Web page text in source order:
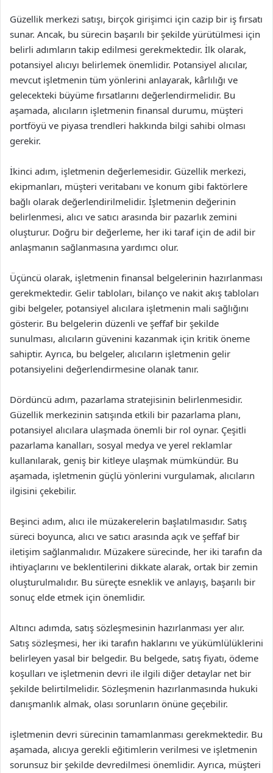
Güzellik merkezi satışı, birçok girişimci için cazip bir iş fırsatı
sunar. Ancak, bu sürecin başarılı bir şekilde yürütülmesi için
belirli adımların takip edilmesi gerekmektedir. İlk olarak,
potansiyel alıcıyı belirlemek önemlidir. Potansiyel alıcılar,
mevcut işletmenin tüm yönlerini anlayarak, kârlılığı ve
gelecekteki büyüme fırsatlarını değerlendirmelidir. Bu
aşamada, alıcıların işletmenin finansal durumu, müşteri
portföyü ve piyasa trendleri hakkında bilgi sahibi olması
gerekir.
İkinci adım, işletmenin değerlemesidir. Güzellik merkezi,
ekipmanları, müşteri veritabanı ve konum gibi faktörlere
bağlı olarak değerlendirilmelidir. İşletmenin değerinin
belirlenmesi, alıcı ve satıcı arasında bir pazarlık zemini
oluşturur. Doğru bir değerleme, her iki taraf için de adil bir
anlaşmanın sağlanmasına yardımcı olur.
Üçüncü olarak, işletmenin finansal belgelerinin hazırlanması
gerekmektedir. Gelir tabloları, bilanço ve nakit akış tabloları
gibi belgeler, potansiyel alıcılara işletmenin mali sağlığını
gösterir. Bu belgelerin düzenli ve şeffaf bir şekilde
sunulması, alıcıların güvenini kazanmak için kritik öneme
sahiptir. Ayrıca, bu belgeler, alıcıların işletmenin gelir
potansiyelini değerlendirmesine olanak tanır.
Dördüncü adım, pazarlama stratejisinin belirlenmesidir.
Güzellik merkezinin satışında etkili bir pazarlama planı,
potansiyel alıcılara ulaşmada önemli bir rol oynar. Çeşitli
pazarlama kanalları, sosyal medya ve yerel reklamlar
kullanılarak, geniş bir kitleye ulaşmak mümkündür. Bu
aşamada, işletmenin güçlü yönlerini vurgulamak, alıcıların
ilgisini çekebilir.
Beşinci adım, alıcı ile müzakerelerin başlatılmasıdır. Satış
süreci boyunca, alıcı ve satıcı arasında açık ve şeffaf bir
iletişim sağlanmalıdır. Müzakere sürecinde, her iki tarafın da
ihtiyaçlarını ve beklentilerini dikkate alarak, ortak bir zemin
oluşturulmalıdır. Bu süreçte esneklik ve anlayış, başarılı bir
sonuç elde etmek için önemlidir.
Altıncı adımda, satış sözleşmesinin hazırlanması yer alır.
Satış sözleşmesi, her iki tarafın haklarını ve yükümlülüklerini
belirleyen yasal bir belgedir. Bu belgede, satış fiyatı, ödeme
koşulları ve işletmenin devri ile ilgili diğer detaylar net bir
şekilde belirtilmelidir. Sözleşmenin hazırlanmasında hukuki
danışmanlık almak, olası sorunların önüne geçebilir.
işletmenin devri sürecinin tamamlanması gerekmektedir. Bu
aşamada, alıcıya gerekli eğitimlerin verilmesi ve işletmenin
sorunsuz bir şekilde devredilmesi önemlidir. Ayrıca, müşteri